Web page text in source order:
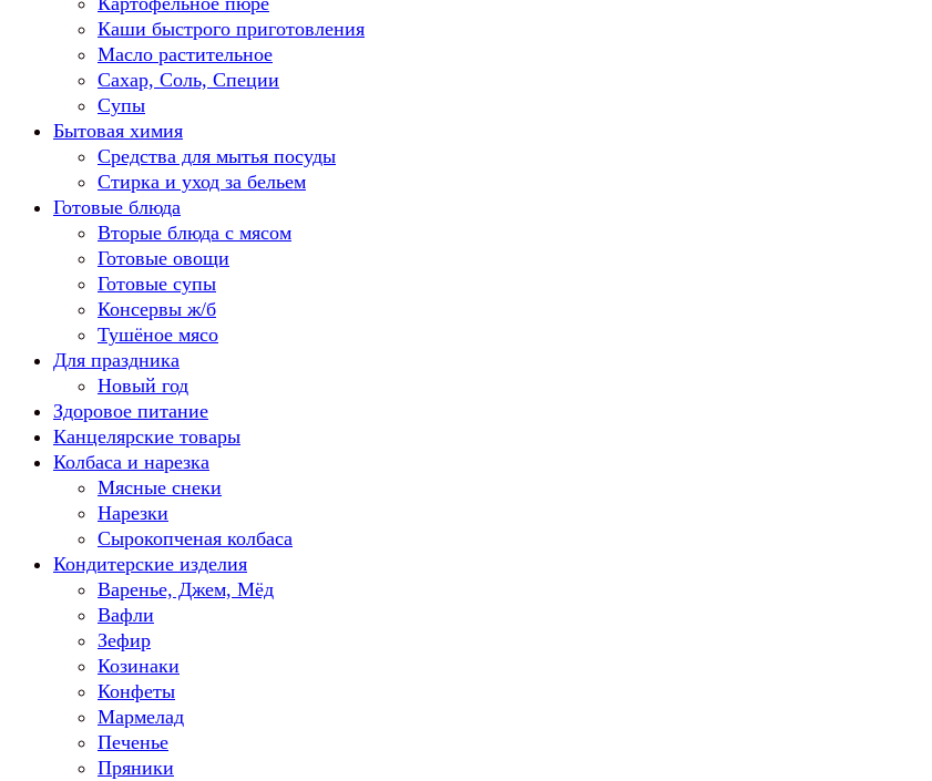
Каши быстрого приготовления
Масло растительное
Сахар, Соль, Специи
Супы
Бытовая химия
Средства для мытья посуды
Стирка и уход за бельем
Готовые блюда
Вторые блюда с мясом
Готовые овощи
Готовые супы
Консервы ж/б
Тушёное мясо
Для праздника
Новый год
Здоровое питание
Канцелярские товары
Колбаса и нарезка
Мясные снеки
Нарезки
Сырокопченая колбаса
Кондитерские изделия
Варенье, Джем, Мёд
Вафли
Зефир
Козинаки
Конфеты
Мармелад
Печенье
Пряники